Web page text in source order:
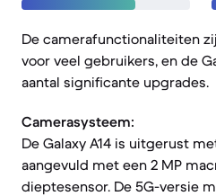
De camerafunctionaliteiten
voor veel gebruikers, en de
aantal significante upgrades.
Camerasysteem:
De Galaxy A14 is uitgerust
aangevuld met een 2 MP
dieptesensor. De 5G-versie